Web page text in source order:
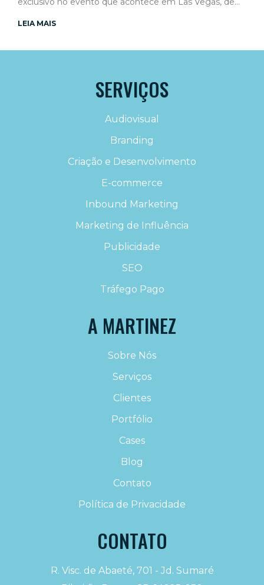
LEIA MAIS
SERVIÇOS
Audiovisual
Branding
Criação e Desenvolvimento
E-commerce
Inbound Marketing
Marketing de Influência
Publicidade
SEO
Tráfego Pago
A MARTINEZ
Sobre Nós
Serviços
Clientes
Portfólio
Cases
Blog
Contato
Política de Privacidade
CONTATO
R. Visc. de Abaeté, 701 - Jd. Sumaré